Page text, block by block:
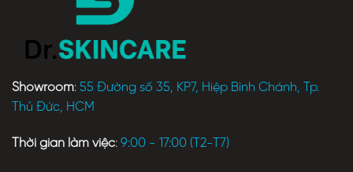
Showroom: 55 Đường số 35, KP7, Hiệp Bình Chánh, Tp.
Thủ Đức, HCM
Thời gian làm việc: 9:00 - 17:00 (T2-T7)